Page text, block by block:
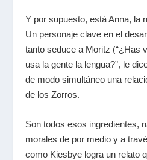
Y por supuesto, está Anna, la
Un personaje clave en el
tanto seduce a Moritz (“¿Has
usa la gente la lengua?”, le
de modo simultáneo una
de los Zorros.
Son todos esos ingredientes,
morales de por medio y a
como Kiesbye logra un relato